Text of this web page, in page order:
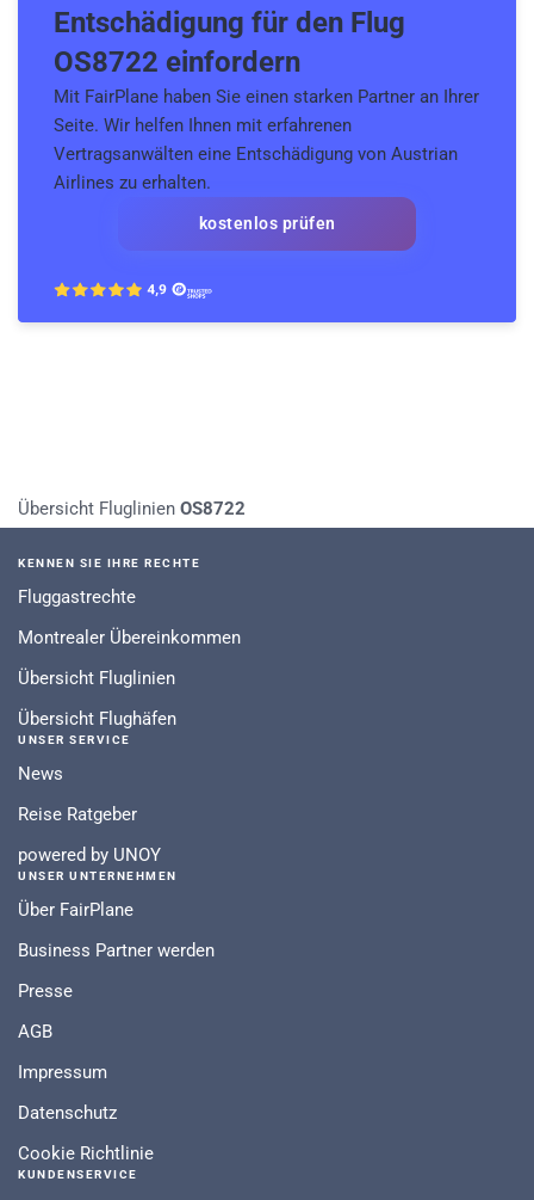
Entschädigung für den Flug
OS8722 einfordern
Mit FairPlane haben Sie einen starken Partner an Ihrer
Seite. Wir helfen Ihnen mit erfahrenen
Vertragsanwälten eine Entschädigung von Austrian
Airlines zu erhalten.
kostenlos prüfen
Übersicht Fluglinien OS8722
KENNEN SIE IHRE RECHTE
Fluggastrechte
Montrealer Übereinkommen
Übersicht Fluglinien
Übersicht Flughäfen
UNSER SERVICE
News
Reise Ratgeber
powered by UNOY
UNSER UNTERNEHMEN
Über FairPlane
Business Partner werden
Presse
AGB
Impressum
Datenschutz
Cookie Richtlinie
KUNDENSERVICE